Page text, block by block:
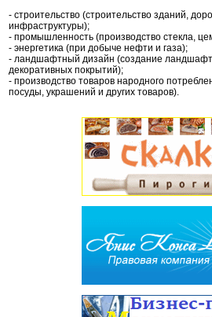
- строительство (строительство зданий,
инфраструктуры);
- промышленность (производство стекла,
- энергетика (при добыче нефти и газа);
- ландшафтный дизайн (создание
декоративных покрытий);
- производство товаров народного
посуды, украшений и других товаров).